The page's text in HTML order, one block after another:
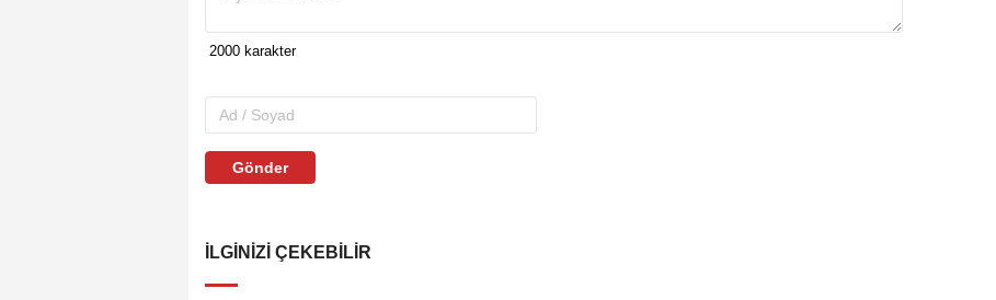
Gönder
İLGINIZI ÇEKEBILIR